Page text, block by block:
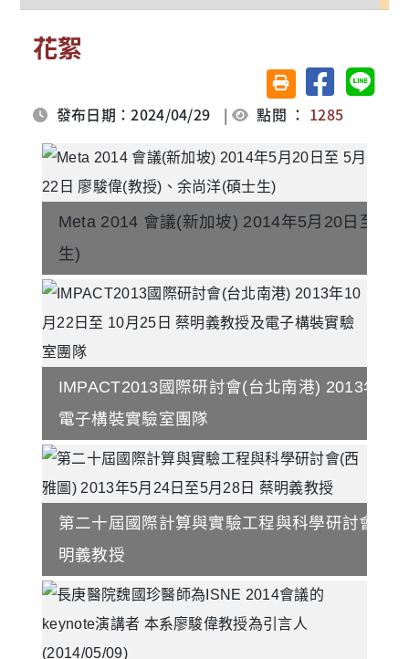
花絮
友善列印(另開視窗)
分享至臉書分享
發布日期：2024/04/29 | 點閱 ： 1285
Meta 2014 會議(新加坡) 2014年5月20日至 5
生)
IMPACT2013國際研討會(台北南港) 2013年10
電子構裝實驗室團隊
第二十屆國際計算與實驗工程與科學研討會(
明義教授